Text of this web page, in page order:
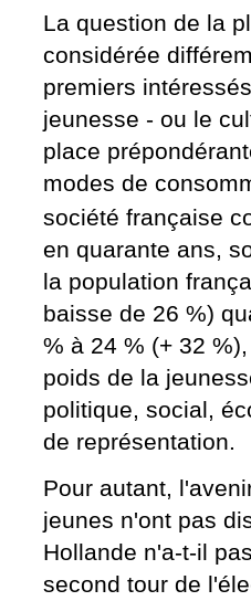
La question de la
considérée
premiers
jeunesse - ou le
place
modes de
société française
en quarante ans,
la population
baisse de 26 %)
% à 24 % (+ 32
poids de la
politique, social,
de représentation.
Pour autant,
jeunes n'ont pas
Hollande n'a-t-il
second tour de